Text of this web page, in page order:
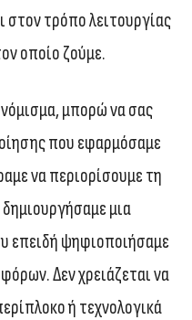
στον τρόπο λειτουργίας
οποίο ζούμε.
νόμισμα, μπορώ να σας
που εφαρμόσαμε
να περιορίσουμε τη
μια
επειδή ψηφιοποιήσαμε
Δεν χρειάζεται να
ή τεχνολογικά